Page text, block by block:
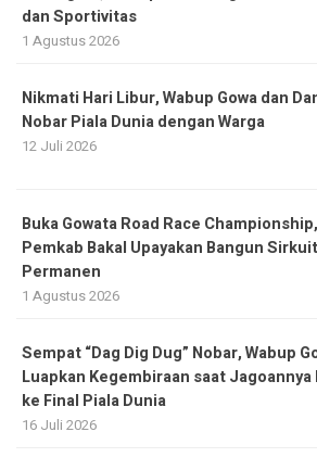
dan Sportivitas
1 Agustus 2026
Nikmati Hari Libur, Wabup Gowa dan
Nobar Piala Dunia dengan Warga
12 Juli 2026
Buka Gowata Road Race Championship,
Pemkab Bakal Upayakan Bangun Sirkuit
Permanen
1 Agustus 2026
Sempat “Dag Dig Dug” Nobar, Wabup
Luapkan Kegembiraan saat Jagoannya
ke Final Piala Dunia
16 Juli 2026